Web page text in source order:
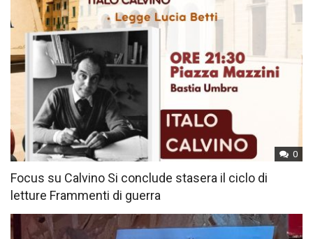
0
Focus su Calvino Si conclude stasera il ciclo di
letture Frammenti di guerra